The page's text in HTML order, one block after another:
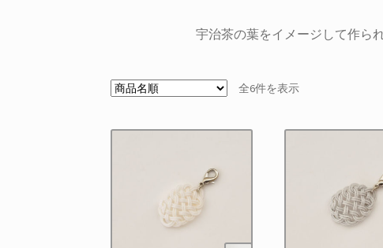
宇治茶の葉をイメージして作ら
全6件を表示